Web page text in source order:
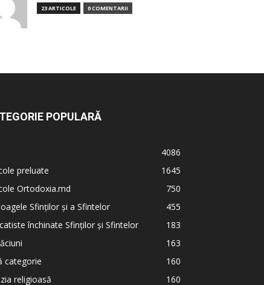
23 ARTICOLE 0 COMENTARII
POPULARĂ
4086
preluate
1645
Ortodoxia.md
750
Sfinților și a Sfintelor
455
închinate Sfinților și Sfintelor
183
163
categorie
160
religioasă
160